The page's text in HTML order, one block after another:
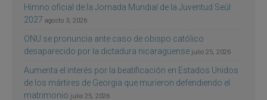
Himno oficial de la Jornada Mundial de la Juventud Seúl
2027 agosto 3, 2026
ONU se pronuncia ante caso de obispo católico
desaparecido por la dictadura nicaragüense julio 25, 2026
Aumenta el interés por la beatificación en Estados Unidos
de los mártires de Georgia que murieron defendiendo el
matrimonio julio 25, 2026